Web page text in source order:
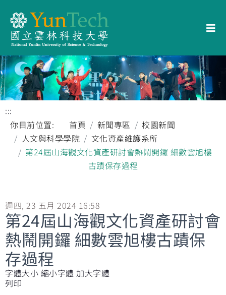
:::
你目前位置:
首頁 新聞專區
校園新聞
人文與科學學院
文化資產維護系所
第24屆山海觀文化資產研討會熱鬧開鑼 細數雲旭樓
古蹟保存過程
週四, 23 五月 2024 16:58
第24屆山海觀文化資產研討會
熱鬧開鑼 細數雲旭樓古蹟保
存過程
字體大小 縮小字體 加大字體
列印